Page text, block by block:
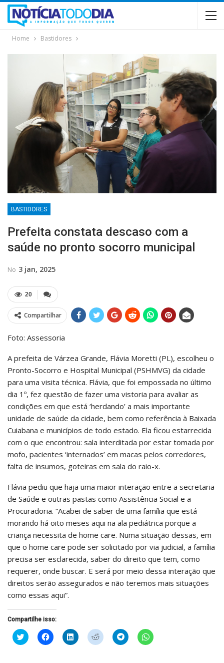
Home Bastidores
BASTIDORES
Prefeita constata descaso com a
saúde no pronto socorro municipal
No 3 jan, 2025
20
Compartilhar
Foto: Assessoria
A prefeita de Várzea Grande, Flávia Moretti (PL), escolheu o
Pronto-Socorro e Hospital Municipal (PSHMVG) da cidade
para uma visita técnica. Flávia, que foi empossada no último
dia 1º, fez questão de fazer uma vistoria para avaliar as
condições em que está ‘herdando’ a mais importante
unidade de saúde da cidade, bem como referência à Baixada
Cuiabana e municípios de todo estado. Ela ficou estarrecida
com o que encontrou: sala interditada por estar tomada por
mofo, pacientes ‘internados’ em macas pelos corredores,
falta de insumos, goteiras em sala do raio-x.
Flávia pediu que haja uma maior interação entre a secretaria
de Saúde e outras pastas como Assistência Social e a
Procuradoria. “Acabei de saber de uma família que está
morando há oito meses aqui na ala pediátrica porque a
criança necessita de home care. Numa situação dessas, em
que o home care pode ser solicitado por via judicial, a família
precisa ser esclarecida, saber do direito que tem, como
requerer, onde buscar. E será por meio dessa interação que
direitos serão assegurados e não teremos mais situações
como essas aqui”.
Compartilhe isso:
Clique
para
Clique
para
Clique
para
Clique
para
Clique
para
Clique
para